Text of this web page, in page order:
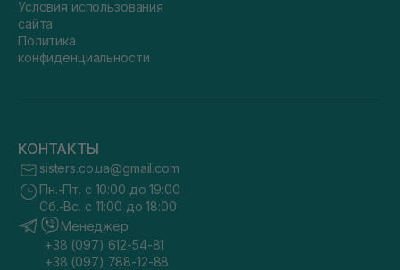
Условия использования
сайта
Политика
конфиденциальности
КОНТАКТЫ
sisters.co.ua@gmail.com
Пн.-Пт. с 10:00 до 19:00
Сб.-Вс. с 11:00 до 18:00
Менеджер
+38 (097) 612-54-81
+38 (097) 788-12-88